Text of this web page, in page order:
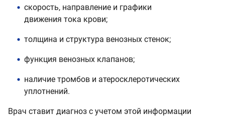
скорость, направление и графики
движения тока крови;
толщина и структура венозных стенок;
функция венозных клапанов;
наличие тромбов и атеросклеротических
уплотнений.
Врач ставит диагноз с учетом этой информации